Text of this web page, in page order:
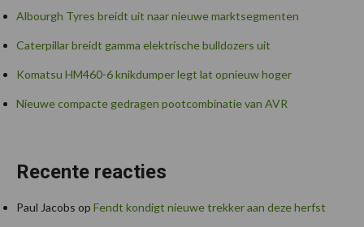
Albourgh Tyres breidt uit naar nieuwe marktsegmenten
Caterpillar breidt gamma elektrische bulldozers uit
Komatsu HM460-6 knikdumper legt lat opnieuw hoger
Nieuwe compacte gedragen pootcombinatie van AVR
Recente reacties
Paul Jacobs op Fendt kondigt nieuwe trekker aan deze herfst